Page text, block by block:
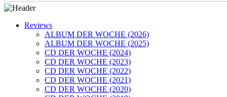
Reviews
ALBUM DER WOCHE (2026)
ALBUM DER WOCHE (2025)
CD DER WOCHE (2024)
CD DER WOCHE (2023)
CD DER WOCHE (2022)
CD DER WOCHE (2021)
CD DER WOCHE (2020)